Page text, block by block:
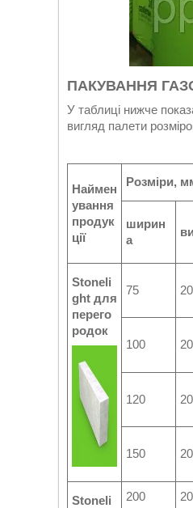
ПАКУВАННЯ
У таблиці нижче
вигляд палети
Наймен
ування
продук
ції
Розміри,
ширин
а
Stoneli
ght для
перего
родок
75
100
120
150
Stoneli
200